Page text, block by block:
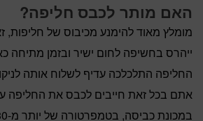
האם מותר לכבס חליפה?
מומלץ מאוד להימנע מכיבוס של
ייהרס בחשיפה לחום ישיר ובזמן מתיחה
החליפה התלכלכה עדיף לשלוח אותה
אתם בכל זאת חייבים לכבס את החליפה
במכונת כביסה, בטמפרטורה של יותר מ-30 מעלות.